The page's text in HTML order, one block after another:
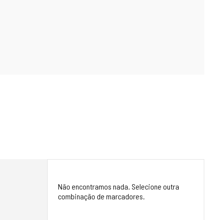
Não encontramos nada. Selecione outra
combinação de marcadores.